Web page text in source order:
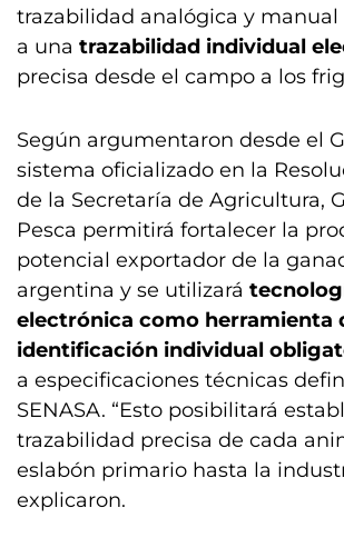
trazabilidad analógica y manual
a una trazabilidad individual
precisa desde el campo a los
Según argumentaron desde el
sistema oficializado en la
de la Secretaría de Agricultura,
Pesca permitirá fortalecer la
potencial exportador de la
argentina y se utilizará
electrónica como herramienta
identificación individual
a especificaciones técnicas
SENASA. “Esto posibilitará
trazabilidad precisa de cada
eslabón primario hasta la
explicaron.